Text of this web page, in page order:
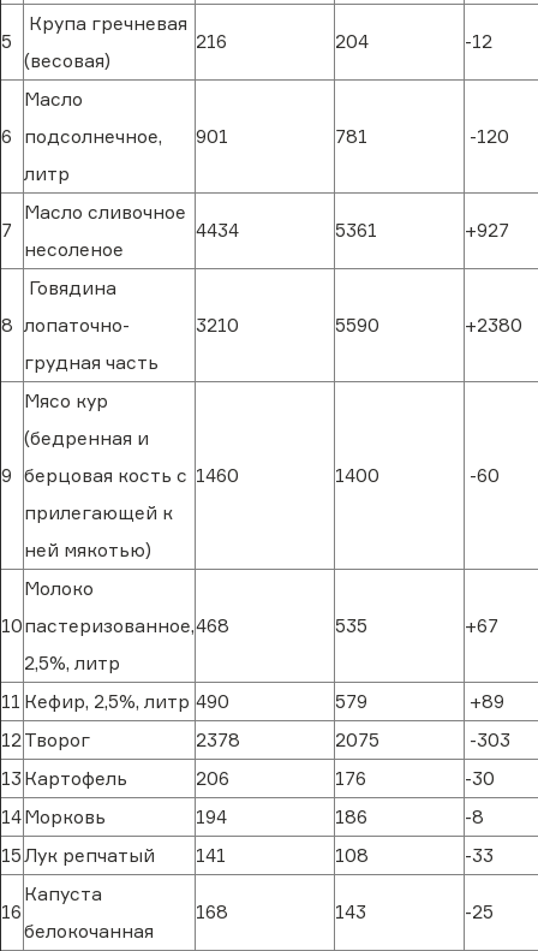
5
Крупа гречневая
(весовая)
216 204 -12
6
Масло
подсолнечное,
литр
901 781 -120
7
Масло сливочное
несоленое
4434 5361 +927
8
Говядина
лопаточно-
грудная часть
3210 5590 +2380
9
Мясо кур
(бедренная и
берцовая кость с
прилегающей к
ней мякотью)
1460 1400 -60
10
Молоко
пастеризованное,
2,5%, литр
468 535 +67
11 Кефир, 2,5%, литр 490 579
+89
12 Творог 2378 2075
-303
13 Картофель 206 176
-30
14Морковь 194 186
-8
15 Лук репчатый 141 108 -33
16
Капуста
белокочанная
168 143 -25